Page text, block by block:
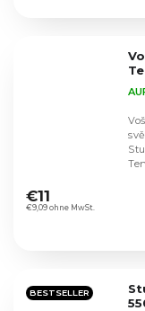
durchschnittliche
Produktbewertung
Sternen.
€9,09 ohne MwSt.
€11
BESTSELLER